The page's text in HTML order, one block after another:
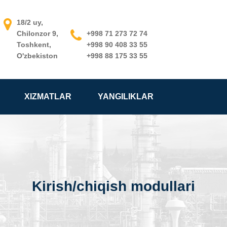
18/2 uy,
Chilonzor 9,
Toshkent,
O'zbekiston
+998 71 273 72 74
+998 90 408 33 55
+998 88 175 33 55
XIZMATLAR YANGILIKLAR
Kirish/chiqish modullari